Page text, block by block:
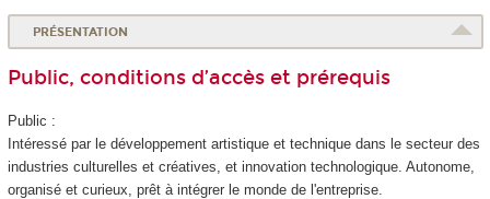
PRÉSENTATION
Public, conditions d’accès et prérequis
Public :
Intéressé par le développement artistique et technique dans le secteur des
industries culturelles et créatives, et innovation technologique. Autonome,
organisé et curieux, prêt à intégrer le monde de l'entreprise.